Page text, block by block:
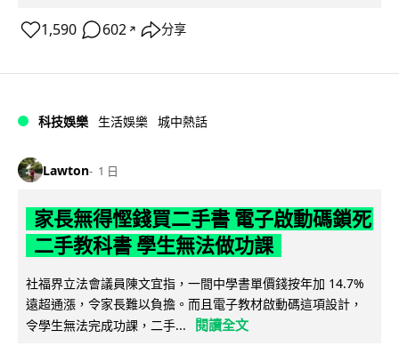
1,590 602 ↗ 分享
科技娛樂 生活娛樂 城中熱話
Lawton 1 日
家長無得慳錢買二手書 電子啟動碼鎖死
二手教科書 學生無法做功課
社福界立法會議員陳文宜指，一間中學書單價錢按年加 14.7%
遠超通漲，令家長難以負擔。而且電子教材啟動碼這項設計，
令學生無法完成功課，二手...
閱讀全文